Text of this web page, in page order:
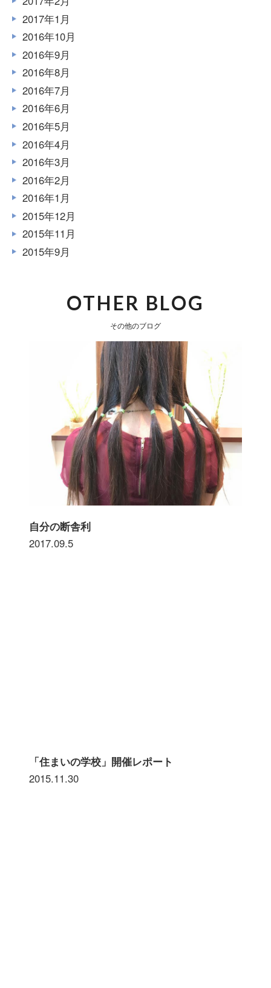
2017年1月
2016年10月
2016年9月
2016年8月
2016年7月
2016年6月
2016年5月
2016年4月
2016年3月
2016年2月
2016年1月
2015年12月
2015年11月
2015年9月
OTHER BLOG
その他のブログ
自分の断舎利
2017.09.5
「住まいの学校」開催レポート
2015.11.30